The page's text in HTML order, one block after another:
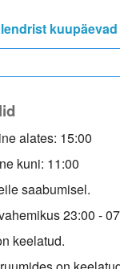
alates: 15:00
kuni: 11:00
saabumisel.
23:00 -
keelatud.